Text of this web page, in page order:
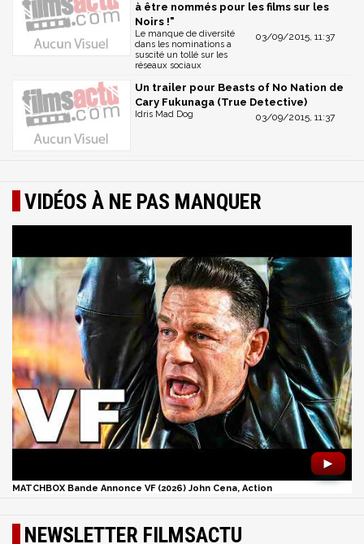
à être nommés pour les films sur les
Noirs !"
03/09/2015, 11:37
Le manque de diversité
dans les nominations a
suscité un tollé sur les
réseaux sociaux
Un trailer pour Beasts of No Nation de
Cary Fukunaga (True Detective)
03/09/2015, 11:37
Idris Mad Dog
VIDÉOS À NE PAS MANQUER
►
MATCHBOX Bande Annonce VF (2026) John Cena, Action
NEWSLETTER FILMSACTU